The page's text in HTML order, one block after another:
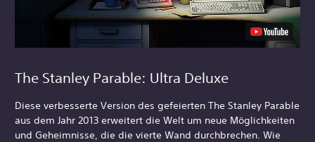
The Stanley Parable: Ultra Deluxe
Diese verbesserte Version des gefeierten The Stanley Parable
aus dem Jahr 2013 erweitert die Welt um neue Möglichkeiten
und Geheimnisse, die die vierte Wand durchbrechen. Wie